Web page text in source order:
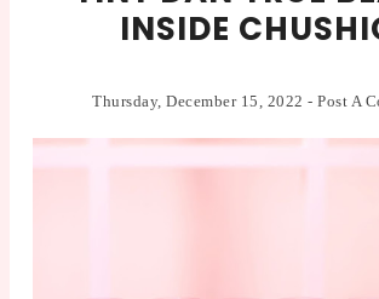
INSIDE
Thursday, December 15, 2022-Post A